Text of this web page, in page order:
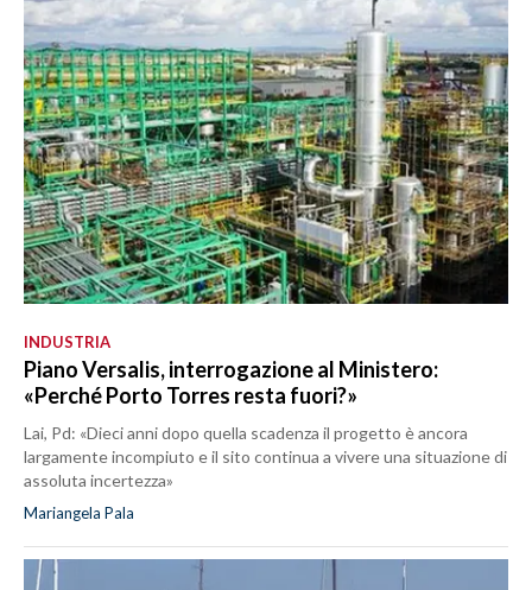
INDUSTRIA
Piano Versalis, interrogazione al Ministero:
«Perché Porto Torres resta fuori?»
Lai, Pd: «Dieci anni dopo quella scadenza il progetto è ancora
largamente incompiuto e il sito continua a vivere una situazione di
assoluta incertezza»
Mariangela Pala